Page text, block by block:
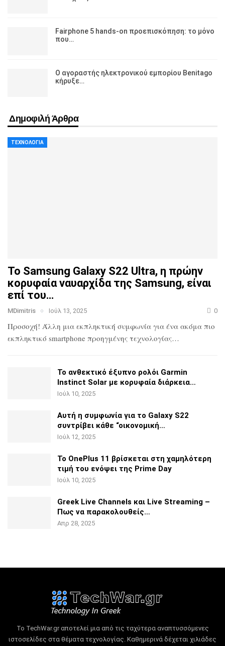
Fairphone 5 hands-on προεπισκόπηση: το μόνο
που…
Ο αγοραστής ηλεκτρονικού εμπορίου Benitago
κήρυξε…
Δημοφιλή Άρθρα
ΤΕΧΝΟΛΟΓΊΑ
Το Samsung Galaxy S22 Ultra, η πρώην
κορυφαία ναυαρχίδατης Samsung, είναι
επί του…
MDimitris Ιούλ 13, 2025 0
Προσοχή! Άλλη μια εκπληκτική συμφωνία για ένα ακόμα πιο
εκπληκτικό smartphone προηγμένης τεχνολογίας…
Το ανθεκτικό έξυπνο ρολόι Garmin
Instinct Solar με κορυφαία διάρκεια…
Ιούλ 10, 2025
Αυτή η συμφωνία για το Galaxy S22
συντρίβει κάθε “οικονομική…
Ιούλ 12, 2025
Το OnePlus 11 βρίσκεται στη χαμηλότερη
τιμή του ενόψει της Prime Day
Ιούλ 10, 2025
Greek Live Channels και Live Streaming –
Πως να παρακολουθείς…
Απρ 28, 2025
Το TechWar.gr αποτελεί μια από τις ταχύτερα αναπτυσσόμενες
ιστοσελίδες στα θέματα τεχνολογίας. Καθημερινά δέχεται χιλιάδες